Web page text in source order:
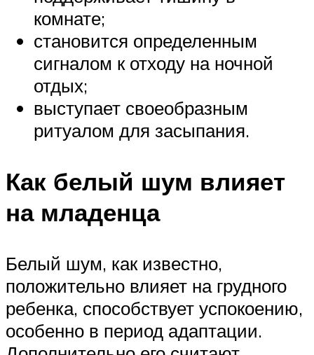
комнате;
становится определенным
сигналом к отходу на ночной
отдых;
выступает своеобразным
ритуалом для засыпания.
Как белый шум влияет
на младенца
Белый шум, как известно,
положительно влияет на грудного
ребенка, способствует успокоению,
особенно в период адаптации.